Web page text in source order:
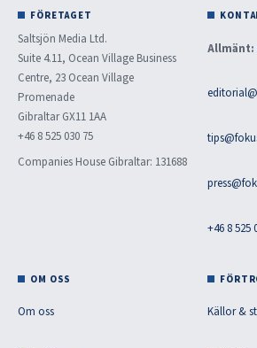
FÖRETAGET
Saltsjön Media Ltd.
Suite 4.11, Ocean Village Business
Centre, 23 Ocean Village
Promenade
Gibraltar GX11 1AA
+46 8 525 030 75
Companies House Gibraltar: 131688
Allmänt:
+46 8 525
OM OSS
Om oss Källor &